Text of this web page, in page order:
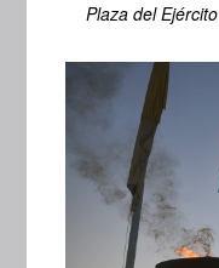
Plaza del Ejército